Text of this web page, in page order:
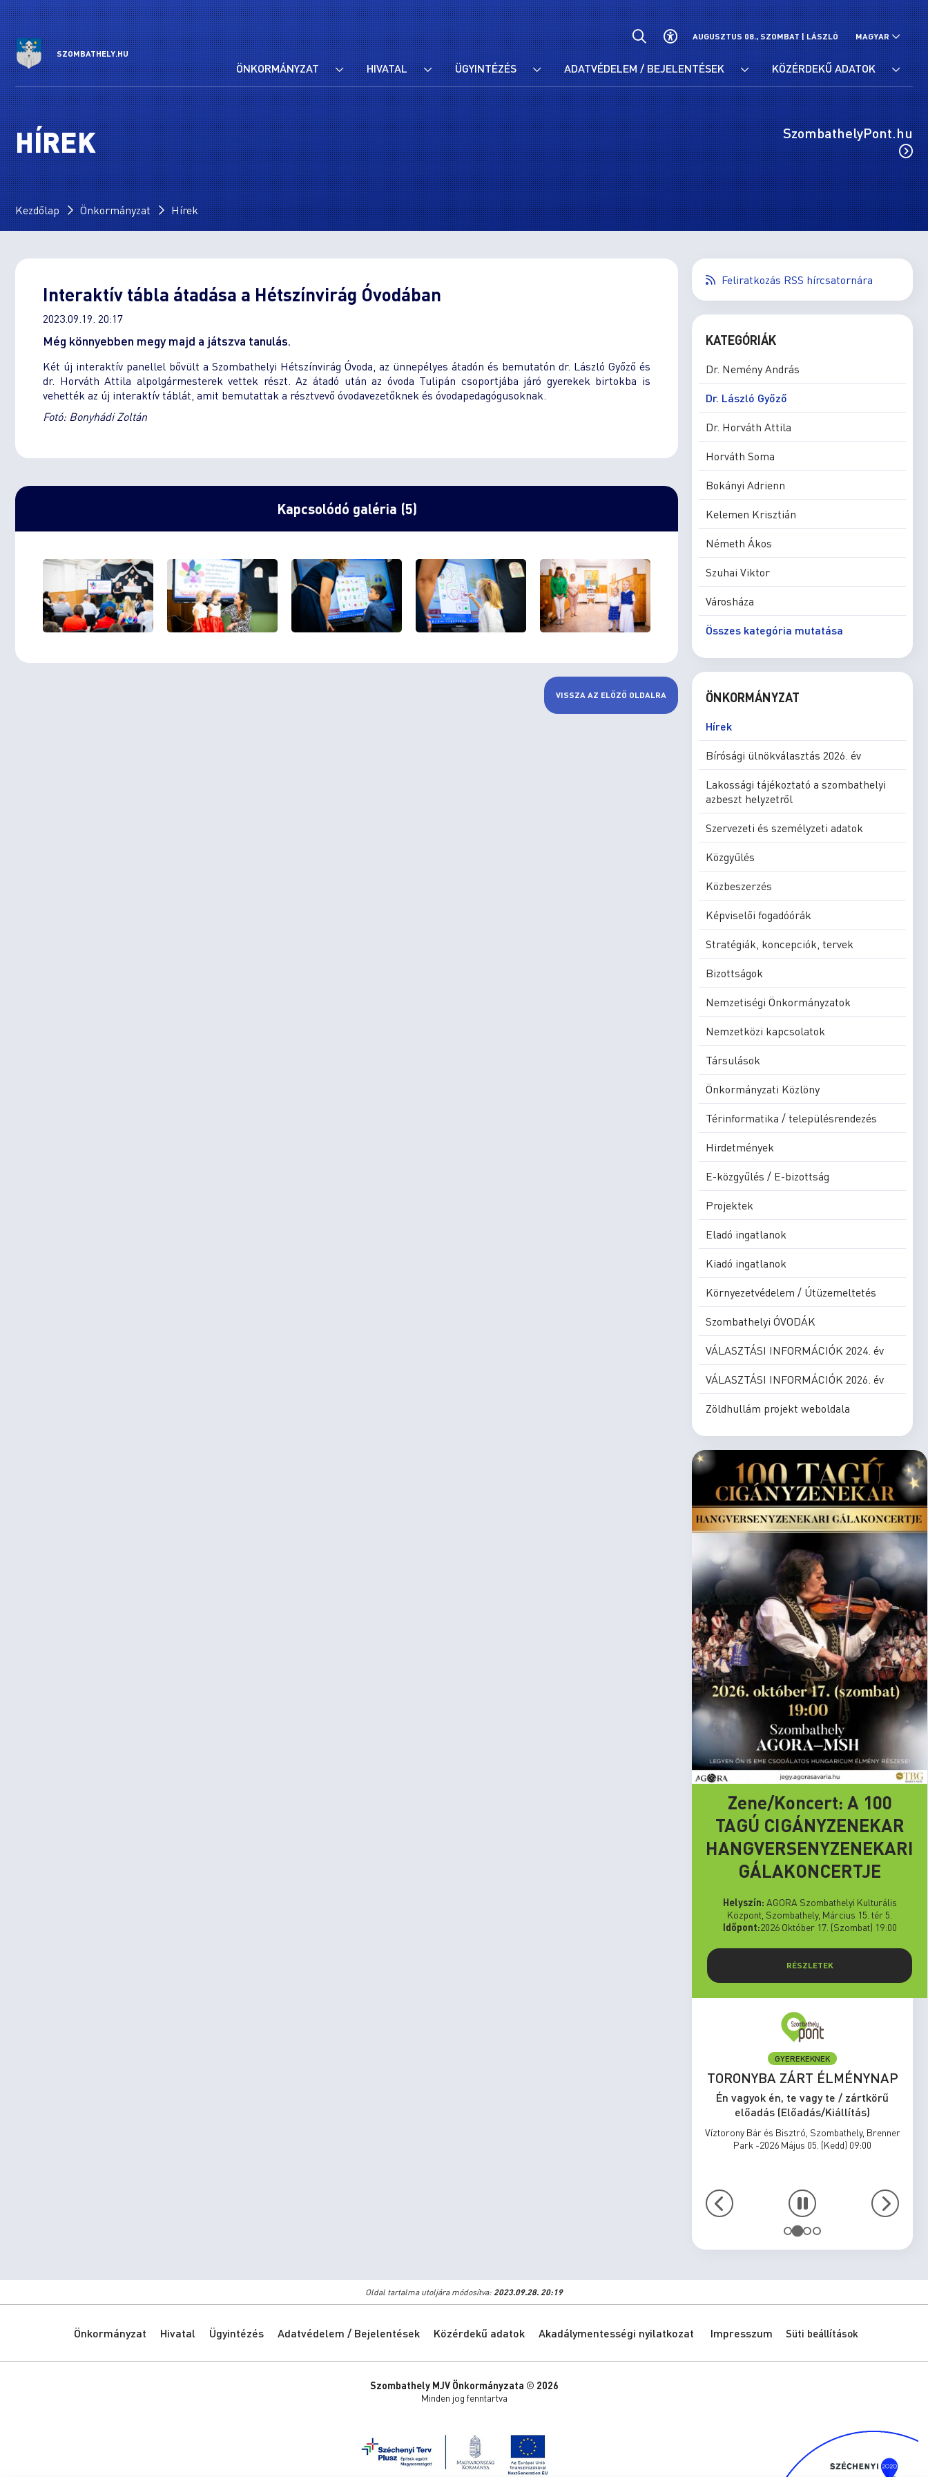
SZOMBATHELY.HU
AUGUSZTUS 08., SZOMBAT |LÁSZLÓ MAGYAR
ÖNKORMÁNYZAT HIVATAL ÜGYINTÉZÉS ADATVÉDELEM / BEJELENTÉSEK KÖZÉRDEKŰ ADATOK
HÍREK SzombathelyPont.hu
Kezdőlap Önkormányzat Hírek
Interaktív tábla átadása a Hétszínvirág Óvodában
2023.09.19. 20:17
Még könnyebben megy majd a játszva tanulás.
Két új interaktív panellel bővült a Szombathelyi Hétszínvirág Óvoda, az ünnepélyes átadón és bemutatón dr. László Győző és
dr. Horváth Attila alpolgármesterek vettek részt. Az átadó után az óvoda Tulipán csoportjába járó gyerekek birtokba is
vehették az új interaktív táblát, amit bemutattak a résztvevő óvodavezetőknek és óvodapedagógusoknak.
Fotó: Bonyhádi Zoltán
Kapcsolódó galéria (5)
VISSZA AZ ELŐZŐ OLDALRA
Feliratkozás RSS hírcsatornára
KATEGÓRIÁK
Dr. Nemény András
Dr. László Győző
Dr. Horváth Attila
Horváth Soma
Bokányi Adrienn
Kelemen Krisztián
Németh Ákos
Szuhai Viktor
Városháza
Összes kategória mutatása
ÖNKORMÁNYZAT
Hírek
Bírósági ülnökválasztás 2026. év
Lakossági tájékoztató a szombathelyi
azbeszt helyzetről
Szervezeti és személyzeti adatok
Közgyűlés
Közbeszerzés
Képviselői fogadóórák
Stratégiák, koncepciók, tervek
Bizottságok
Nemzetiségi Önkormányzatok
Nemzetközi kapcsolatok
Társulások
Önkormányzati Közlöny
Térinformatika / településrendezés
Hirdetmények
E-közgyűlés / E-bizottság
Projektek
Eladó ingatlanok
Kiadó ingatlanok
Környezetvédelem / Útüzemeltetés
Szombathelyi ÓVODÁK
VÁLASZTÁSI INFORMÁCIÓK 2024. év
VÁLASZTÁSI INFORMÁCIÓK 2026. év
Zöldhullám projekt weboldala
Zene/Koncert: A 100
TAGÚ CIGÁNYZENEKAR
HANGVERSENYZENEKARI
GÁLAKONCERTJE
Helyszín: AGORA Szombathelyi Kulturális
Központ, Szombathely, Március 15. tér 5.
Időpont:2026 Október 17. (Szombat) 19:00
RÉSZLETEK
GYEREKEKNEK
TORONYBA ZÁRT ÉLMÉNYNAP
Én vagyok én, te vagy te / zártkörű
előadás (Előadás/Kiállítás)
Víztorony Bár és Bisztró, Szombathely, Brenner
Park -2026 Május 05. (Kedd) 09:00
Oldal tartalma utoljára módosítva: 2023.09.28. 20:19
Önkormányzat Hivatal Ügyintézés Adatvédelem / Bejelentések Közérdekű adatok Akadálymentességi nyilatkozat Impresszum Süti beállítások
Szombathely MJV Önkormányzata © 2026
Minden jog fenntartva